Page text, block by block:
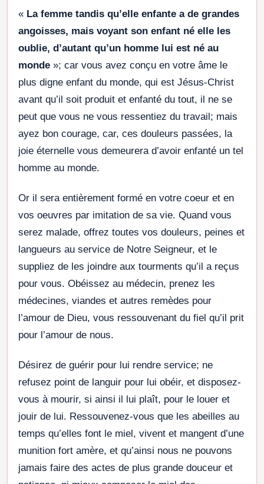
« La femme tandis qu’elle enfante a de grandes
angoisses, mais voyant son enfant né elle les
oublie, d’autant qu’un homme lui est né au
monde »; car vous avez conçu en votre âme le
plus digne enfant du monde, qui est Jésus-Christ
avant qu’il soit produit et enfanté du tout, il ne se
peut que vous ne vous ressentiez du travail; mais
ayez bon courage, car, ces douleurs passées, la
joie éternelle vous demeurera d’avoir enfanté un tel
homme au monde.
Or il sera entièrement formé en votre coeur et en
vos oeuvres par imitation de sa vie. Quand vous
serez malade, offrez toutes vos douleurs, peines et
langueurs au service de Notre Seigneur, et le
suppliez de les joindre aux tourments qu’il a reçus
pour vous. Obéissez au médecin, prenez les
médecines, viandes et autres remèdes pour
l’amour de Dieu, vous ressouvenant du fiel qu’il prit
pour l’amour de nous.
Désirez de guérir pour lui rendre service; ne
refusez point de languir pour lui obéir, et disposez-
vous à mourir, si ainsi il lui plaît, pour le louer et
jouir de lui. Ressouvenez-vous que les abeilles au
temps qu’elles font le miel, vivent et mangent d’une
munition fort amère, et qu’ainsi nous ne pouvons
jamais faire des actes de plus grande douceur et